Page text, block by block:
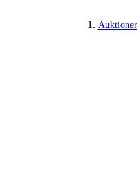
Auktioner